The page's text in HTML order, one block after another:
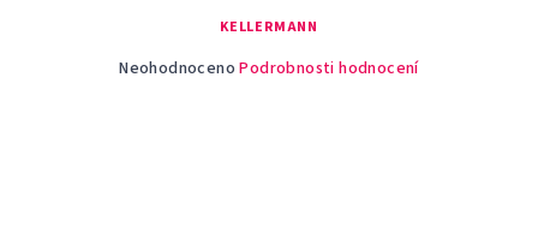
KELLERMANN
Průměrné
Neohodnoceno Podrobnosti hodnocení